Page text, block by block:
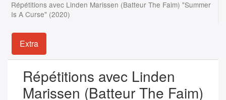
Répétitions avec Linden Marissen (Batteur The Faim) "Summer
Is A Curse" (2020)
Extra
Répétitions avec Linden
Marissen (Batteur The Faim)